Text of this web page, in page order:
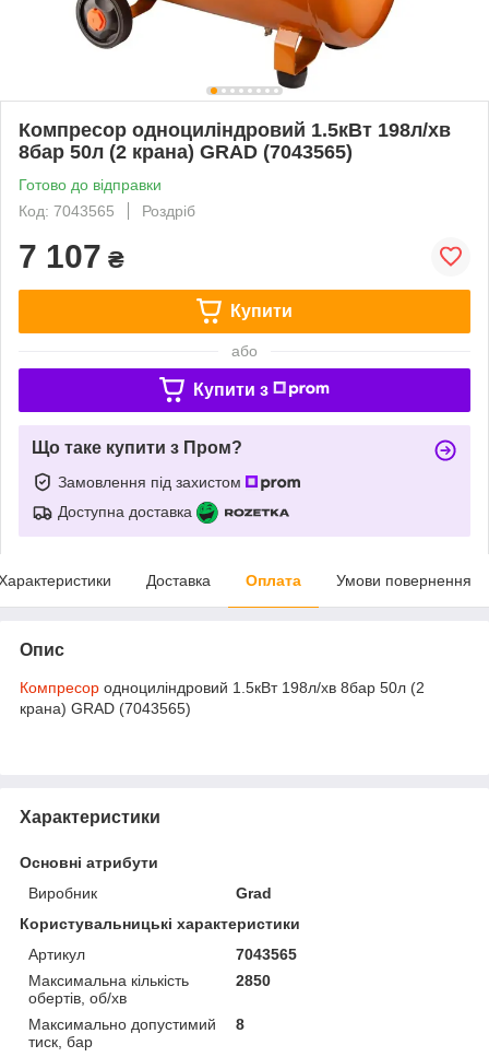
Компресор одноциліндровий 1.5кВт 198л/хв
8бар 50л (2 крана) GRAD (7043565)
Готово до відправки
Код: 7043565
Роздріб
7 107 ₴
Купити
або
Купити з
Що таке купити з Пром?
Замовлення під захистом
Доступна доставка
Доставка Оплата Умови повернення
Опис
Компресор одноциліндровий 1.5кВт 198л/хв 8бар 50л (2
крана) GRAD (7043565)
Характеристики
Основні атрибути
Виробник
Grad
Користувальницькі характеристики
Артикул
7043565
Максимальна кількість
обертів, об/хв
2850
Максимально допустимий
тиск, бар
8